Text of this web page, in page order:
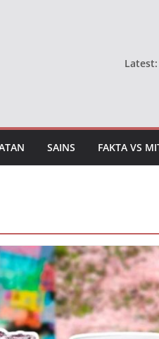
Latest:
SAINS FAKTA VS